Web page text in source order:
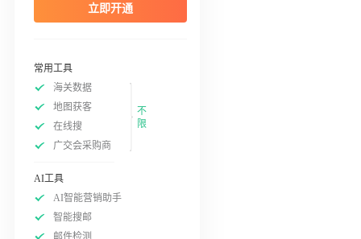
立即开通
常用工具
海关数据
地图获客
在线搜
广交会采购商
不
限
AI工具
AI智能营销助手
智能搜邮
邮件检测